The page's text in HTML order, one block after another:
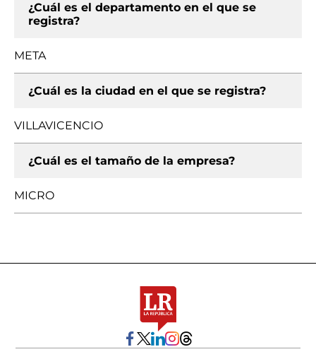
¿Cuál es el departamento en el que se
registra?
META
¿Cuál es la ciudad en el que se registra?
VILLAVICENCIO
¿Cuál es el tamaño de la empresa?
MICRO